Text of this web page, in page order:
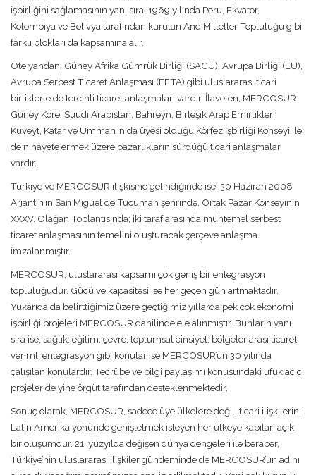
işbirliğini sağlamasının yanı sıra; 1969 yılında Peru, Ekvator,
Kolombiya ve Bolivya tarafından kurulan And Milletler Topluluğu gibi
farklı blokları da kapsamına alır.
Öte yandan, Güney Afrika Gümrük Birliği (SACU), Avrupa Birliği (EU),
Avrupa Serbest Ticaret Anlaşması (EFTA) gibi uluslararası ticari
birliklerle de tercihli ticaret anlaşmaları vardır. İlaveten, MERCOSUR
Güney Kore; Suudi Arabistan, Bahreyn, Birleşik Arap Emirlikleri,
Kuveyt, Katar ve Umman’ın da üyesi olduğu Körfez İşbirliği Konseyi ile
de nihayete ermek üzere pazarlıkların sürdüğü ticari anlaşmalar
vardır.
Türkiye ve MERCOSUR ilişkisine gelindiğinde ise, 30 Haziran 2008
Arjantin’in San Miguel de Tucuman şehrinde, Ortak Pazar Konseyinin
XXXV. Olağan Toplantısında; iki taraf arasında muhtemel serbest
ticaret anlaşmasının temelini oluşturacak çerçeve anlaşma
imzalanmıştır.
MERCOSUR, uluslararası kapsamı çok geniş bir entegrasyon
topluluğudur. Gücü ve kapasitesi ise her geçen gün artmaktadır.
Yukarıda da belirttiğimiz üzere geçtiğimiz yıllarda pek çok ekonomi
işbirliği projeleri MERCOSUR dahilinde ele alınmıştır. Bunların yanı
sıra ise; sağlık; eğitim; çevre; toplumsal cinsiyet; bölgeler arası ticaret;
verimli entegrasyon gibi konular ise MERCOSUR’un 30 yılında
çalışılan konulardır. Tecrübe ve bilgi paylaşımı konusundaki ufuk açıcı
projeler de yine örgüt tarafından desteklenmektedir.
Sonuç olarak, MERCOSUR, sadece üye ülkelere değil, ticari ilişkilerini
Latin Amerika yönünde genişletmek isteyen her ülkeye kapıları açık
bir oluşumdur. 21. yüzyılda değişen dünya dengeleri ile beraber,
Türkiye’nin uluslararası ilişkiler gündeminde de MERCOSUR’un adını